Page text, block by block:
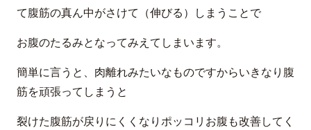
て腹筋の真ん中がさけて（伸びる）しまうことで
お腹のたるみとなってみえてしまいます。
簡単に言うと、肉離れみたいなものですからいきなり腹
筋を頑張ってしまうと
裂けた腹筋が戻りにくくなりポッコリお腹も改善してく